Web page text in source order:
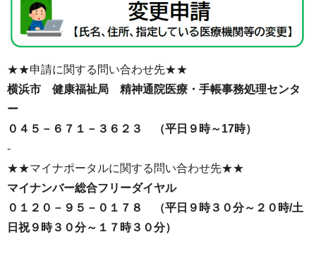
★★申請に関する問い合わせ先★★
横浜市 健康福祉局 精神通院医療・手帳事務処理センタ
ー
０４５－６７１－３６２３ （平日９時～17時）
-
★★マイナポータルに関する問い合わせ先★★
マイナンバー総合フリーダイヤル
０１２０－９５－０１７８ （平日９時３０分～２０時/土
日祝９時３０分～１７時３０分）